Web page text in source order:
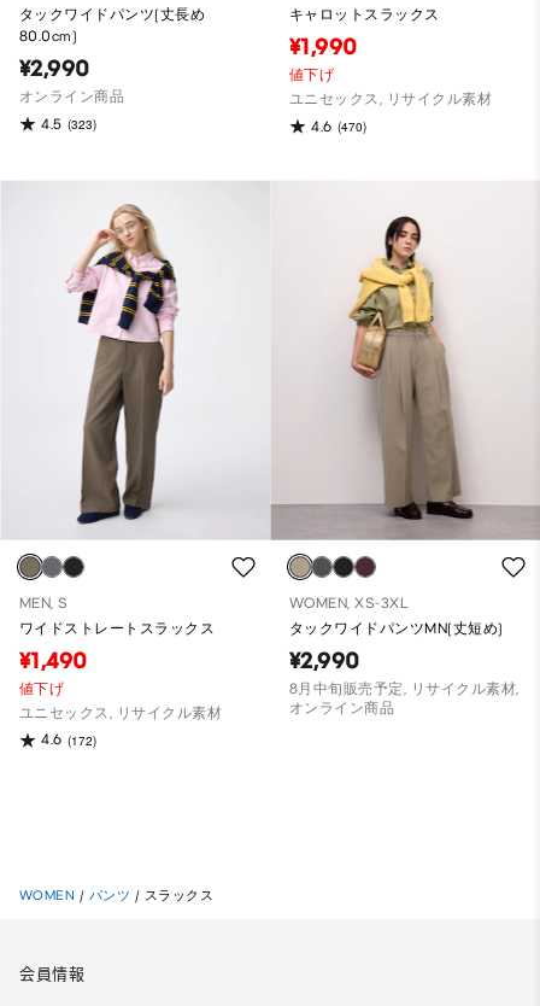
タックワイドパンツ(丈長め
80.0cm)
¥2,990
オンライン商品
4.5 (323)
キャロットスラックス
¥1,990
値下げ
ユニセックス, リサイクル素材
4.6 (470)
MEN, S
ワイドストレートスラックス
¥1,490
値下げ
ユニセックス, リサイクル素材
4.6 (172)
WOMEN, XS-3XL
タックワイドパンツMN(丈短め)
¥2,990
8月中旬販売予定, リサイクル素材,
オンライン商品
WOMEN / パンツ / スラックス
会員情報